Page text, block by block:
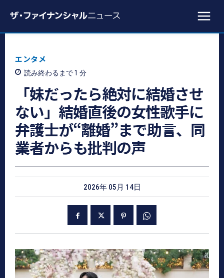
エンタメ
読み終わるまで 1 分
「妹だったら絶対に結婚させ
ない」結婚直後の女性歌手に
弁護士が“離婚”まで助言、同
業者からも批判の声
2026年 05月 14日